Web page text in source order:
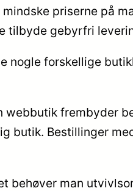
priserne på
tilbyde gebyrfri
forskellige
frembyder
butik. Bestillinger
behøver man